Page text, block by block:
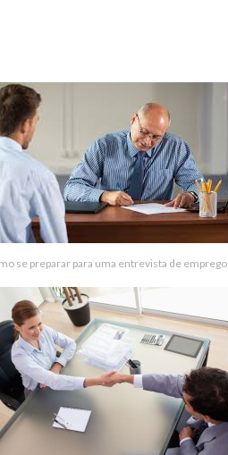
se preparar para uma entrevista de emprego